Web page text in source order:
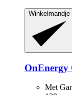
Winkelmandje
OnEnergy
Met